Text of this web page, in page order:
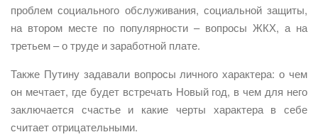
проблем социального обслуживания, социальной защиты,
на втором месте по популярности – вопросы ЖКХ, а на
третьем – о труде и заработной плате.
Также Путину задавали вопросы личного характера: о чем
он мечтает, где будет встречать Новый год, в чем для него
заключается счастье и какие черты характера в себе
считает отрицательными.